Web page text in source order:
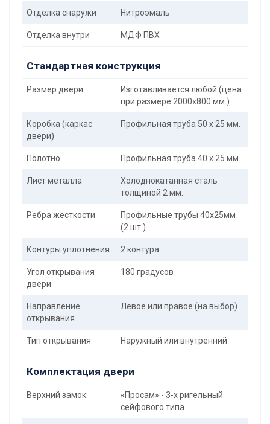
Отделка снаружи Нитроэмаль
Отделка внутри МДФ ПВХ
Стандартная конструкция
Размер двери
Изготавливается любой (цена
при размере 2000x800 мм.)
Коробка (каркас
двери)
Профильная труба 50 х 25 мм.
Полотно Профильная труба 40 х 25 мм.
Лист металла
Холоднокатанная сталь
толщиной 2 мм.
Ребра жёсткости
Профильные трубы 40х25мм
(2 шт.)
Контуры уплотнения 2 контура
Угол открывания
двери
180 градусов
Направление
открывания
Левое или правое (на выбор)
Тип открывания Наружный или внутренний
Комплектация двери
Верхний замок:
«Просам» - 3-х ригельный
сейфового типа